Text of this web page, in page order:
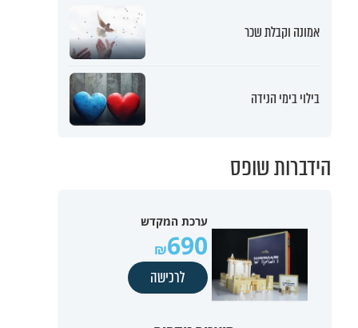
אמונה וקבלת שכר
בילוי בימי הנידה
הידברות שופס
ערכת המקדש
690
לרכישה